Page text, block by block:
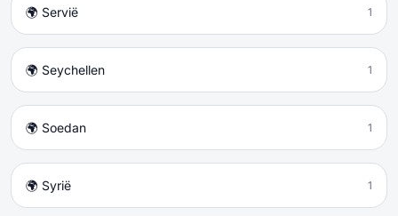
🌍 Servië 1
🌍 Seychellen 1
🌍 Soedan 1
🌍 Syrië 1